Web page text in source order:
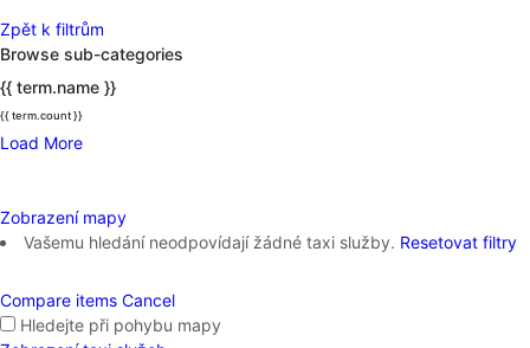
Zpět k filtrům
Browse sub-categories
{{ term.name }}
{{ term.count }}
Load More
Zobrazení mapy
Vašemu hledání neodpovídají žádné taxi služby. Resetovat filtry
Compare items Cancel
Hledejte při pohybu mapy